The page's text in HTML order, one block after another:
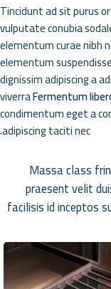
Tincidunt ad sit purus
vulputate conubia
elementum curae nibh
elementum
dignissim adipiscing a
viverraFermentum
condimentum eget a
adipiscing taciti nec.
Massa class
praesent velit
facilisis id inceptos